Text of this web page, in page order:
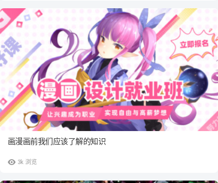
3k 浏览
画漫画前我们应该了解的知识